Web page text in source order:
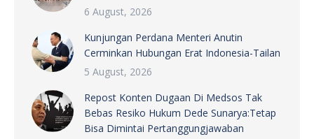
6 August, 2026
Kunjungan Perdana Menteri Anutin
Cerminkan Hubungan Erat Indonesia-Tailan
5 August, 2026
Repost Konten Dugaan Di Medsos Tak
Bebas Resiko Hukum Dede Sunarya:Tetap
Bisa Dimintai Pertanggungjawaban